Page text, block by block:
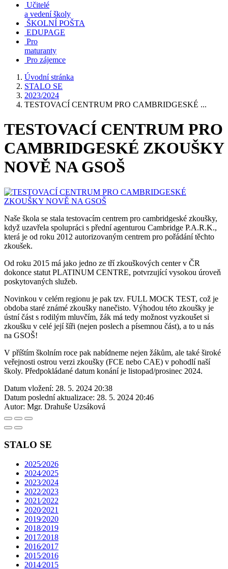
Učitelé
a vedení školy
ŠKOLNÍ POŠTA
EDUPAGE
Pro
maturanty
Pro zájemce
Úvodní stránka
STALO SE
2023/2024
TESTOVACÍ CENTRUM PRO CAMBRIDGESKÉ ...
TESTOVACÍ CENTRUM PRO
CAMBRIDGESKÉ ZKOUŠKY
NOVĚ NA GSOŠ
Naše škola se stala testovacím centrem pro cambridgeské zkoušky,
když uzavřela spolupráci s přední agenturou Cambridge P.A.R.K.,
která je od roku 2012 autorizovaným centrem pro pořádání těchto
zkoušek.
Od roku 2015 má jako jedno ze tří zkouškových center v ČR
dokonce statut PLATINUM CENTRE, potvrzující vysokou úroveň
poskytovaných služeb.
Novinkou v celém regionu je pak tzv. FULL MOCK TEST, což je
obdoba staré známé zkoušky nanečisto. Výhodou této zkoušky je
ústní část s rodilým mluvčím, žák má tedy možnost vyzkoušet si
zkoušku v celé její šíři (nejen poslech a písemnou část), a to u nás
na GSOŠ!
V příštím školním roce pak nabídneme nejen žákům, ale také široké
veřejnosti ostrou verzi zkoušky (FCE nebo CAE) v pohodlí naší
školy. Předpokládané datum konání je listopad/prosinec 2024.
Datum vložení: 28. 5. 2024 20:38
Datum poslední aktualizace: 28. 5. 2024 20:46
Autor: Mgr. Drahuše Uzsáková
STALO SE
2025⁄2026
2024⁄2025
2023⁄2024
2022⁄2023
2021⁄2022
2020⁄2021
2019⁄2020
2018⁄2019
2017⁄2018
2016⁄2017
2015⁄2016
2014⁄2015